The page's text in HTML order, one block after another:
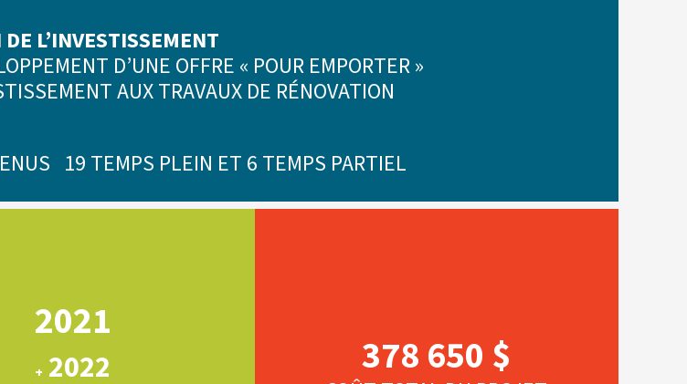
L’INVESTISSEMENT
D’UNE OFFRE « POUR EMPORTER »
AUX TRAVAUX DE RÉNOVATION
19 TEMPS PLEIN ET 6 TEMPS PARTIEL
2021
+ 2022 378 650 $